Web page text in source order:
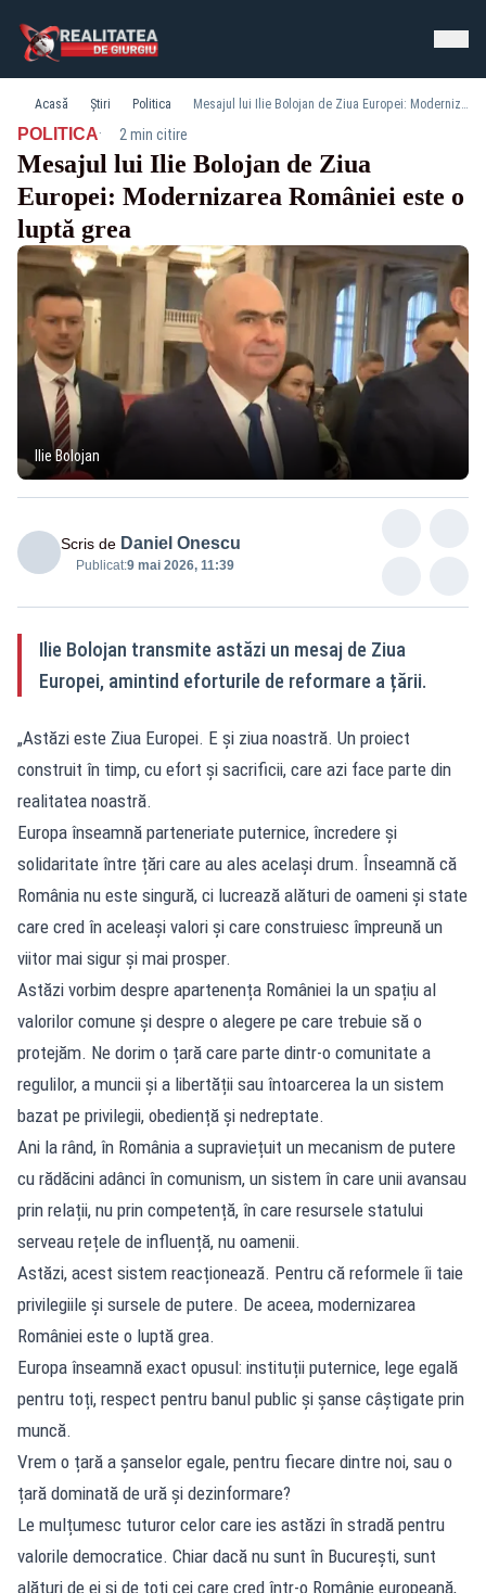
Acasă Știri Politica Mesajul lui Ilie Bolojan de Ziua Europei: Modernizarea României este o luptă grea
POLITICA· 2 min citire
Mesajul lui Ilie Bolojan de Ziua
Europei: Modernizarea României este o
luptă grea
Ilie Bolojan
Scris de Daniel Onescu
Publicat:9 mai 2026, 11:39
Ilie Bolojan transmite astăzi un mesaj de Ziua
Europei, amintind eforturile de reformare a țării.
„Astăzi este Ziua Europei. E și ziua noastră. Un proiect
construit în timp, cu efort și sacrificii, care azi face parte din
realitatea noastră.
Europa înseamnă parteneriate puternice, încredere și
solidaritate între țări care au ales același drum. Înseamnă că
România nu este singură, ci lucrează alături de oameni și state
care cred în aceleași valori și care construiesc împreună un
viitor mai sigur și mai prosper.
Astăzi vorbim despre apartenența României la un spațiu al
valorilor comune și despre o alegere pe care trebuie să o
protejăm. Ne dorim o țară care parte dintr-o comunitate a
regulilor, a muncii și a libertății sau întoarcerea la un sistem
bazat pe privilegii, obediență și nedreptate.
Ani la rând, în România a supraviețuit un mecanism de putere
cu rădăcini adânci în comunism, un sistem în care unii avansau
prin relații, nu prin competență, în care resursele statului
serveau rețele de influență, nu oamenii.
Astăzi, acest sistem reacționează. Pentru că reformele îi taie
privilegiile și sursele de putere. De aceea, modernizarea
României este o luptă grea.
Europa înseamnă exact opusul: instituții puternice, lege egală
pentru toți, respect pentru banul public și șanse câștigate prin
muncă.
Vrem o țară a șanselor egale, pentru fiecare dintre noi, sau o
țară dominată de ură și dezinformare?
Le mulțumesc tuturor celor care ies astăzi în stradă pentru
valorile democratice. Chiar dacă nu sunt în București, sunt
alături de ei și de toți cei care cred într-o Românie europeană,